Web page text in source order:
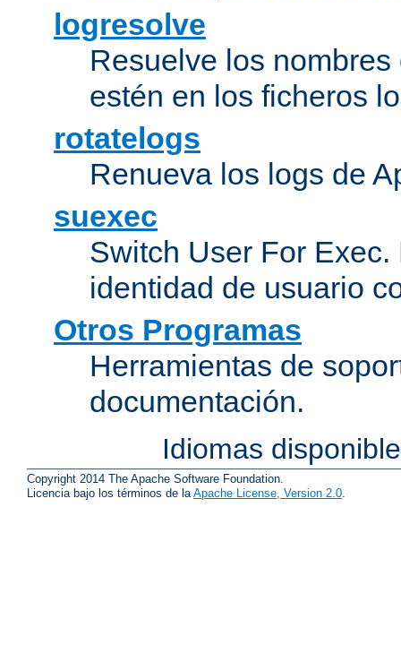
logresolve
Resuelve los
estén en los ficheros
rotatelogs
Renueva los logs de
suexec
Switch User For
identidad de usuario
Otros Programas
Herramientas de
documentación.
Idiomas
Copyright 2014 The Apache Software Foundation.
Licencia bajo los términos de laApache License, Version 2.0.